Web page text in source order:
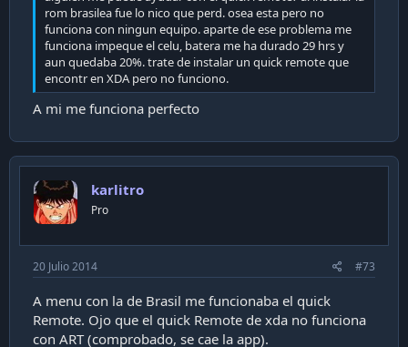
rom brasilea fue lo nico que perd. osea esta pero no
funciona con ningun equipo. aparte de ese problema me
funciona impeque el celu, batera me ha durado 29 hrs y
aun quedaba 20%. trate de instalar un quick remote que
encontr en XDA pero no funciono.
A mi me funciona perfecto
karlitro
Pro
20 Julio 2014 #73
A menu con la de Brasil me funcionaba el quick
Remote. Ojo que el quick Remote de xda no funciona
con ART (comprobado, se cae la app).